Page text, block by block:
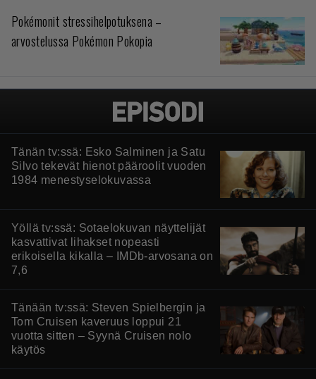
Pokémonit stressihelpotuksena –
arvostelussa Pokémon Pokopia
Tänän tv:ssä: Esko Salminen ja Satu
Silvo tekevät hienot pääroolit vuoden
1984 menestyselokuvassa
Yöllä tv:ssä: Sotaelokuvan näyttelijät
kasvattivat lihakset nopeasti
erikoisella kikalla – IMDb-arvosana on
7,6
Tänään tv:ssä: Steven Spielbergin ja
Tom Cruisen kaveruus loppui 21
vuotta sitten – Syynä Cruisen nolo
käytös